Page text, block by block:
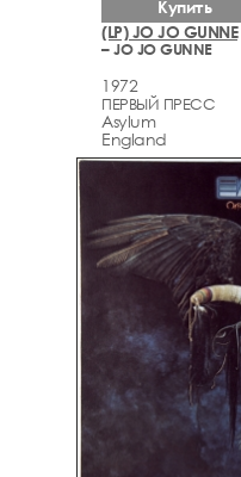
(LP) JO JO GUNNE
– JO JO GUNNE
1972
ПЕРВЫЙ ПРЕСС
Asylum
England
Купить